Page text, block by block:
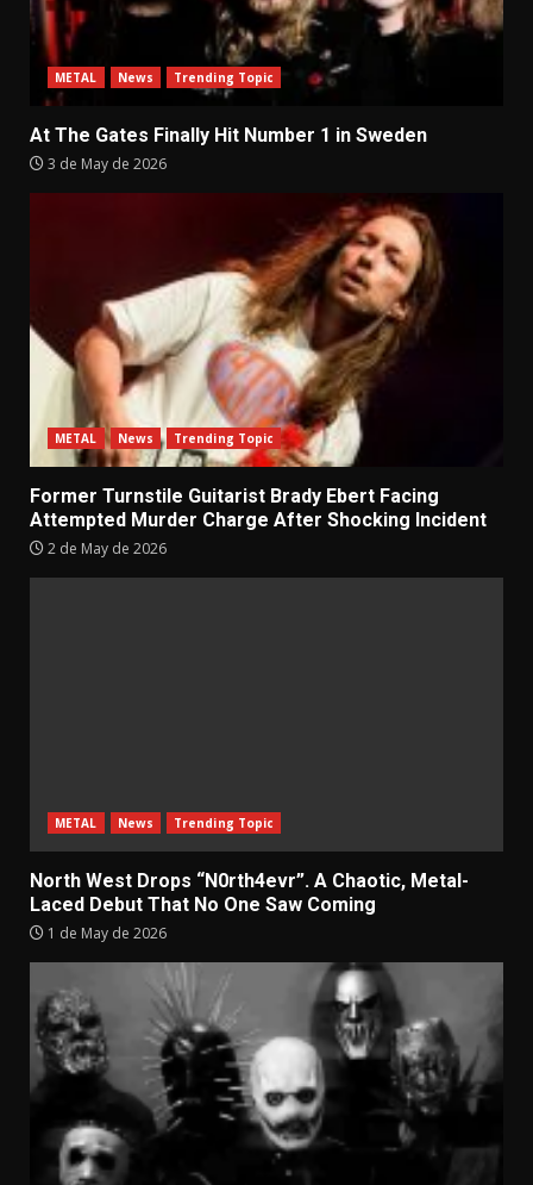
METAL News Trending Topic
At The Gates Finally Hit Number 1 in Sweden
3 de May de 2026
METAL News Trending Topic
Former Turnstile Guitarist Brady Ebert Facing
Attempted Murder Charge After Shocking Incident
2 de May de 2026
METAL News Trending Topic
North West Drops “N0rth4evr”. A Chaotic, Metal-
Laced Debut That No One Saw Coming
1 de May de 2026